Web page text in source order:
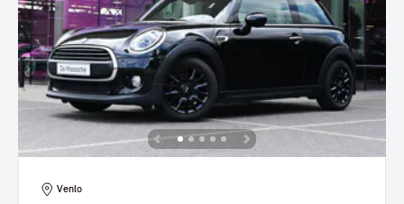
Venlo